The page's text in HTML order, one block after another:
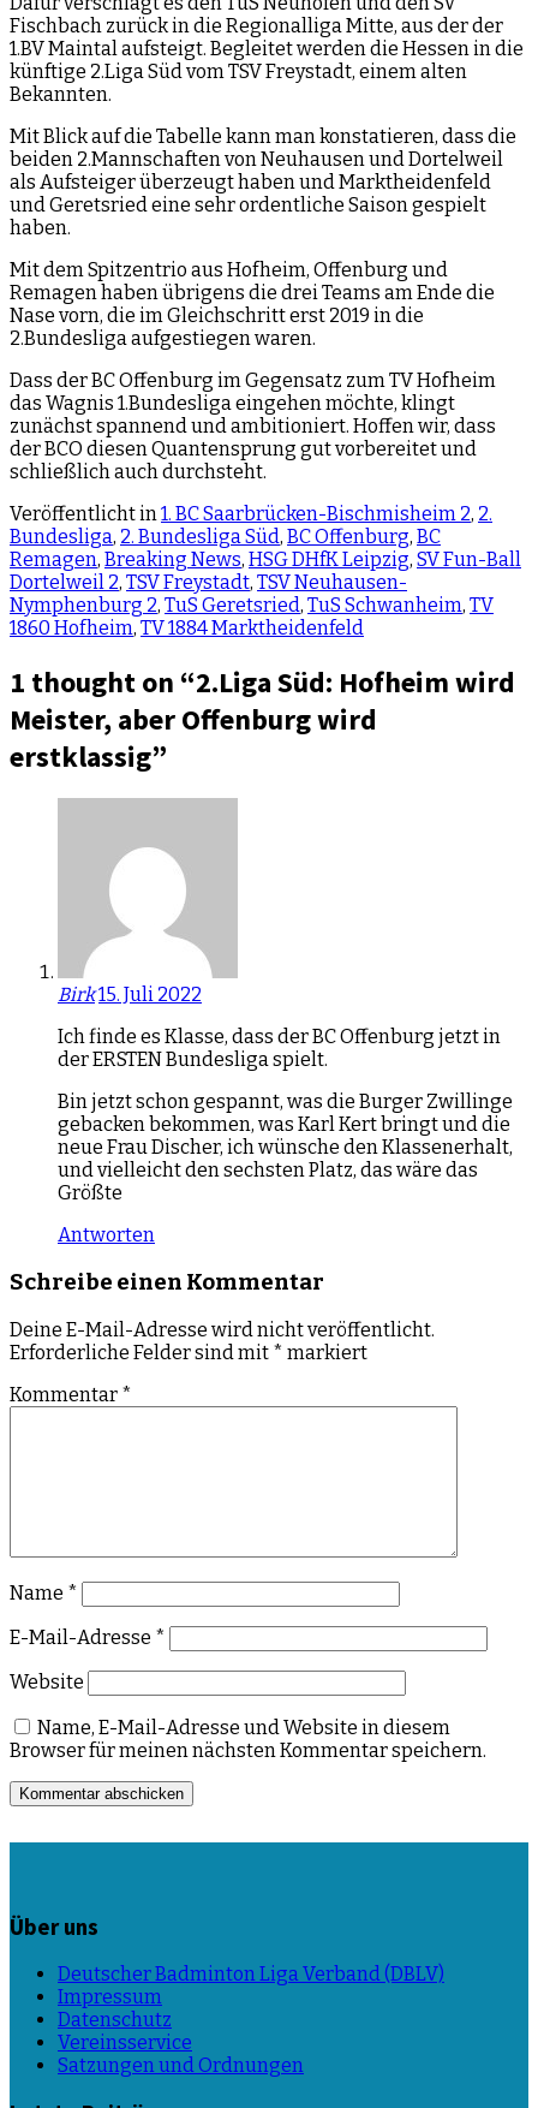
Fischbach zurück in die Regionalliga Mitte, aus der der
1.BV Maintal aufsteigt. Begleitet werden die Hessen in die
künftige 2.Liga Süd vom TSV Freystadt, einem alten
Bekannten.
Mit Blick auf die Tabelle kann man konstatieren, dass die
beiden 2.Mannschaften von Neuhausen und Dortelweil
als Aufsteiger überzeugt haben und Marktheidenfeld
und Geretsried eine sehr ordentliche Saison gespielt
haben.
Mit dem Spitzentrio aus Hofheim, Offenburg und
Remagen haben übrigens die drei Teams am Ende die
Nase vorn, die im Gleichschritt erst 2019 in die
2.Bundesliga aufgestiegen waren.
Dass der BC Offenburg im Gegensatz zum TV Hofheim
das Wagnis 1.Bundesliga eingehen möchte, klingt
zunächst spannend und ambitioniert. Hoffen wir, dass
der BCO diesen Quantensprung gut vorbereitet und
schließlich auch durchsteht.
Veröffentlicht in 1. BC Saarbrücken-Bischmisheim 2, 2.
Bundesliga, 2. Bundesliga Süd, BC Offenburg, BC
Remagen, Breaking News, HSG DHfK Leipzig, SV Fun-Ball
Dortelweil 2, TSV Freystadt, TSV Neuhausen-
Nymphenburg 2, TuS Geretsried, TuS Schwanheim, TV
1860 Hofheim, TV 1884 Marktheidenfeld
1 thought on “2.Liga Süd: Hofheim wird
Meister, aber Offenburg wird
erstklassig”
Birk15. Juli 2022
Ich finde es Klasse, dass der BC Offenburg jetzt in
der ERSTEN Bundesliga spielt.
Bin jetzt schon gespannt, was die Burger Zwillinge
gebacken bekommen, was Karl Kert bringt und die
neue Frau Discher, ich wünsche den Klassenerhalt,
und vielleicht den sechsten Platz, das wäre das
Größte
Antworten
Schreibe einen Kommentar
Deine E-Mail-Adresse wird nicht veröffentlicht.
Erforderliche Felder sind mit * markiert
Kommentar *
Name *
E-Mail-Adresse *
Website
Name, E-Mail-Adresse und Website in diesem
Browser für meinen nächsten Kommentar speichern.
Über uns
Deutscher Badminton Liga Verband (DBLV)
Impressum
Datenschutz
Vereinsservice
Satzungen und Ordnungen